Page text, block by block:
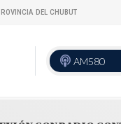
DEL CHUBUT
AM580